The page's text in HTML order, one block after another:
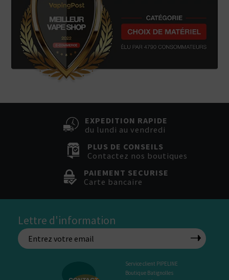
EXPEDITION RAPIDE
du lundi au vendredi
PLUS DE CONSEILS
Contactez nos boutiques
PAIEMENT SECURISE
Carte bancaire
Lettre d'information
Service client PIPELINE
Boutique Batignolles